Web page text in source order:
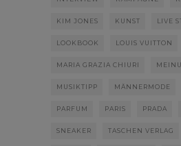
KIM JONES KUNST LIVE
LOOKBOOK LOUIS VUITTON
MARIA GRAZIA CHIURI
MUSIKTIPP MÄNNERMODE
PARFUM PARIS PRADA
SNEAKER TASCHEN VERLAG